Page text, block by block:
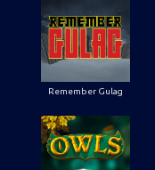
Remember Gulag